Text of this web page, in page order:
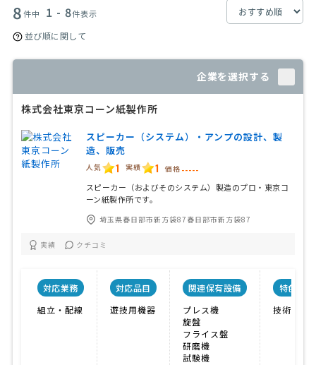
8件中 1 - 8件表示
並び順に関して
企業を選択する
株式会社東京コーン紙製作所
スピーカー（システム）・アンプの設計、製
造、販売
人気 1 実績 1 価格 -----
スピーカー（およびそのシステム）製造のプロ・東京コ
ーン紙製作所です。
埼玉県春日部市新方袋87春日部市新方袋87
実績 クチコミ
対応業務
組立・配線
対応品目
遊技用機器
関連保有設備
プレス機
旋盤
フライス盤
研磨機
試験機
特色
技術力